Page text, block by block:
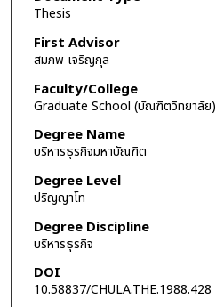
Thesis
First Advisor
สมภพ เจริญกุล
Faculty/College
Graduate School (บัณฑิตวิทยาลัย)
Degree Name
บริหารธุรกิจมหาบัณฑิต
Degree Level
ปริญญาโท
Degree Discipline
บริหารธุรกิจ
DOI
10.58837/CHULA.THE.1988.428